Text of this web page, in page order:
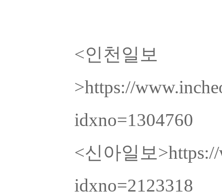
<인천일보
>https://
idxno=1304760
<신아일보>
idxno=2123318